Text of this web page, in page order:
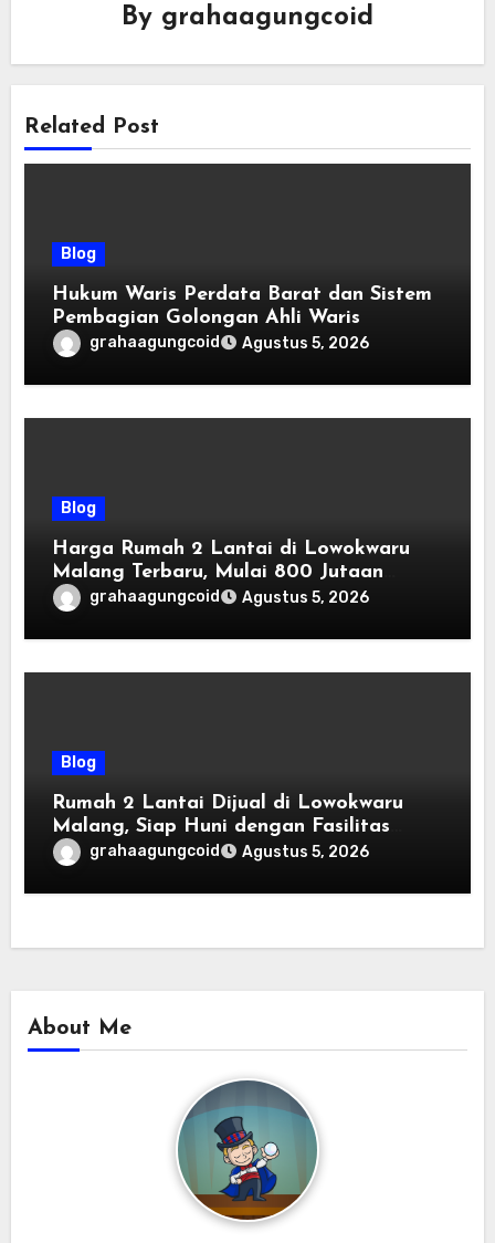
By grahaagungcoid
Related Post
Blog
Hukum Waris Perdata Barat dan Sistem
Pembagian Golongan Ahli Waris
grahaagungcoid Agustus 5, 2026
Blog
Harga Rumah 2 Lantai di Lowokwaru
Malang Terbaru, Mulai 800 Jutaan
Tahun 2026
grahaagungcoid Agustus 5, 2026
Blog
Rumah 2 Lantai Dijual di Lowokwaru
Malang, Siap Huni dengan Fasilitas
Premium | Graha Agung by Tomoland
grahaagungcoid Agustus 5, 2026
About Me